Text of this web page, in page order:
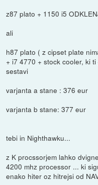
z87 plato + 1150 i5
ali
h87 plato ( z cipset plate
+ i7 4770 + stock cooler, ki
sestavi
varjanta a stane : 376 eur
varjanta b stane: 377 eur
tebi in Nighthawku...
z K procssorjem lahko
4200 mhz processor ... ki
enako hiter oz hitrejsi od